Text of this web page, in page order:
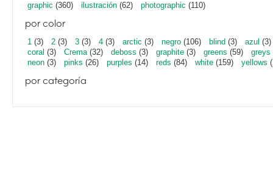
graphic (360) ilustración (62) photographic (110)
por color
1 (3) 2 (3) 3 (3) 4 (3) arctic (3) negro (106) blind (3) azul (3)
coral (3) Crema(32) deboss (3) graphite (3) greens (59) greys
neon (3) pinks (26) purples (14) reds (84) white (159) yellows
por categoría